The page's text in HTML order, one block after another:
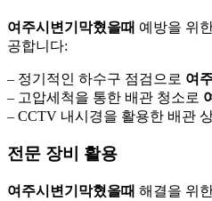
여주시변기막혔을때 예방을 위
공합니다:
– 정기적인 하수구 점검으로 여
– 고압세척을 통한 배관 청소로
– CCTV 내시경을 활용한 배관
전문 장비 활용
여주시변기막혔을때 해결을 위